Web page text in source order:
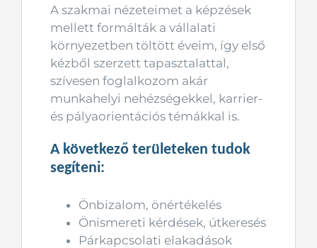
A szakmai nézeteimet a képzések
mellett formálták a vállalati
környezetben töltött éveim, így első
kézből szerzett tapasztalattal,
szívesen foglalkozom akár
munkahelyi nehézségekkel, karrier-
és pályaorientációs témákkal is.
A következő területeken tudok
segíteni:
Önbizalom, önértékelés
Önismereti kérdések, útkeresés
Párkapcsolati elakadások